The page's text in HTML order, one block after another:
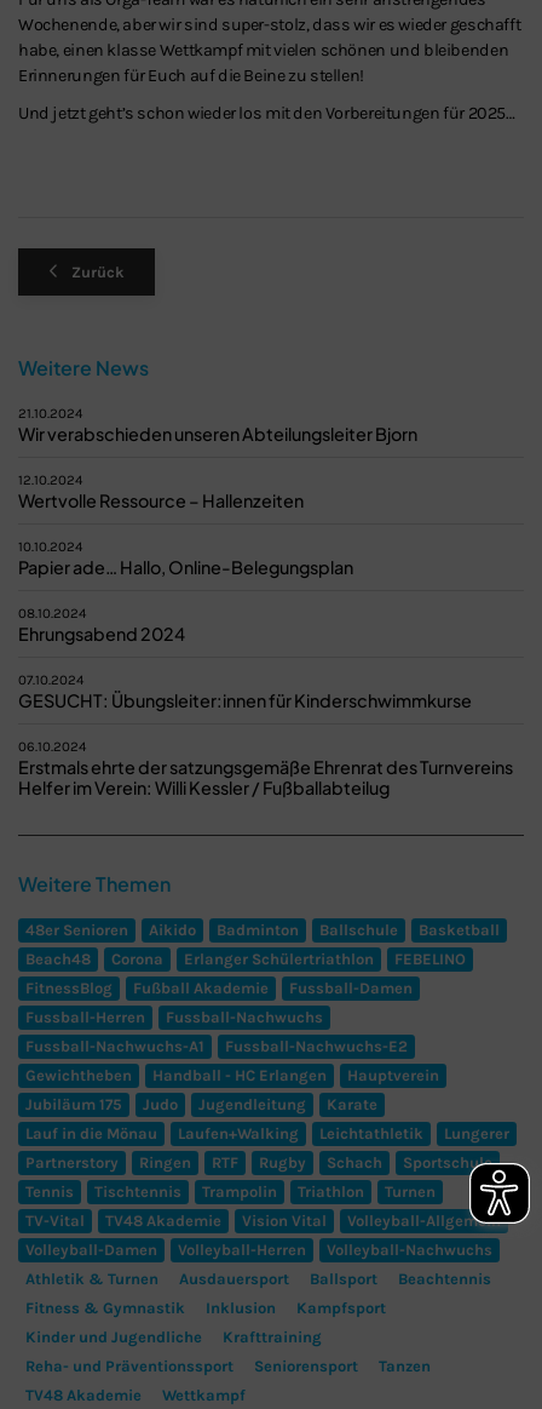
Wochenende, aber wir sind super-stolz, dass wir es wieder geschafft
habe, einen klasse Wettkampf mit vielen schönen und bleibenden
Erinnerungen für Euch auf die Beine zu stellen!
Und jetzt geht’s schon wieder los mit den Vorbereitungen für 2025…
Zurück
Weitere News
21.10.2024
Wir verabschieden unseren Abteilungsleiter Bjorn
12.10.2024
Wertvolle Ressource – Hallenzeiten
10.10.2024
Papier ade… Hallo, Online-Belegungsplan
08.10.2024
Ehrungsabend 2024
07.10.2024
GESUCHT: Übungsleiter:innen für Kinderschwimmkurse
06.10.2024
Erstmals ehrte der satzungsgemäße Ehrenrat des Turnvereins
Helfer im Verein: Willi Kessler / Fußballabteilug
Weitere Themen
48er Senioren Aikido Badminton Ballschule
Basketball
Beach48
Corona Erlanger Schülertriathlon
FEBELINO
FitnessBlog
Fußball Akademie
Fussball-Damen
Fussball-Herren
Fussball-Nachwuchs
Fussball-Nachwuchs-A1
Fussball-Nachwuchs-E2
Gewichtheben
Handball - HC Erlangen
Hauptverein
Jubiläum 175
Judo Jugendleitung
Karate
Lauf in die Mönau
Laufen+Walking Leichtathletik
Lungerer
Partnerstory
Ringen RTF Rugby Schach
Sportschule
Tennis
Tischtennis Trampolin Triathlon
Turnen
TV-Vital
TV48 Akademie Vision Vital
Volleyball-Allgemein
Volleyball-Damen
Volleyball-Herren
Volleyball-Nachwuchs
Athletik & Turnen
Ausdauersport Ballsport
Beachtennis
Fitness & Gymnastik
Inklusion
Kampfsport
Kinder und Jugendliche
Krafttraining
Reha- und Präventionssport
Seniorensport
Tanzen
TV48 Akademie
Wettkampf